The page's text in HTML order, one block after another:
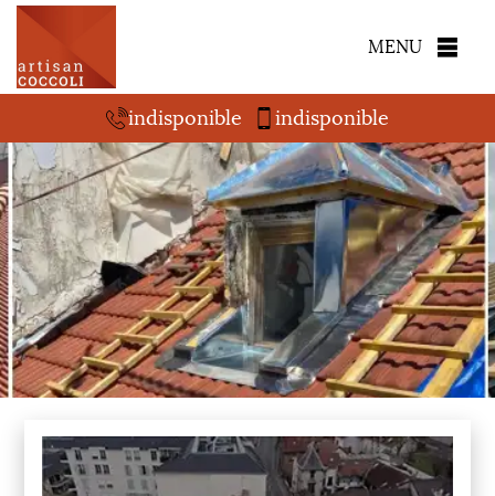
MENU
indisponible indisponible